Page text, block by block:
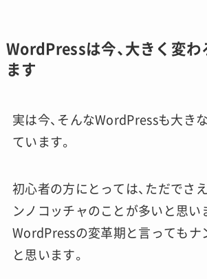
WordPressは今、大きく変
ます
実は今、そんなWordPressも大き
ています。
初心者の方にとっては、ただでさ
ンノコッチャのことが多いと思い
WordPressの変革期と言ってもナ
と思います。